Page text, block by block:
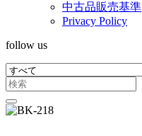
中古品販売基準
Privacy Policy
follow us